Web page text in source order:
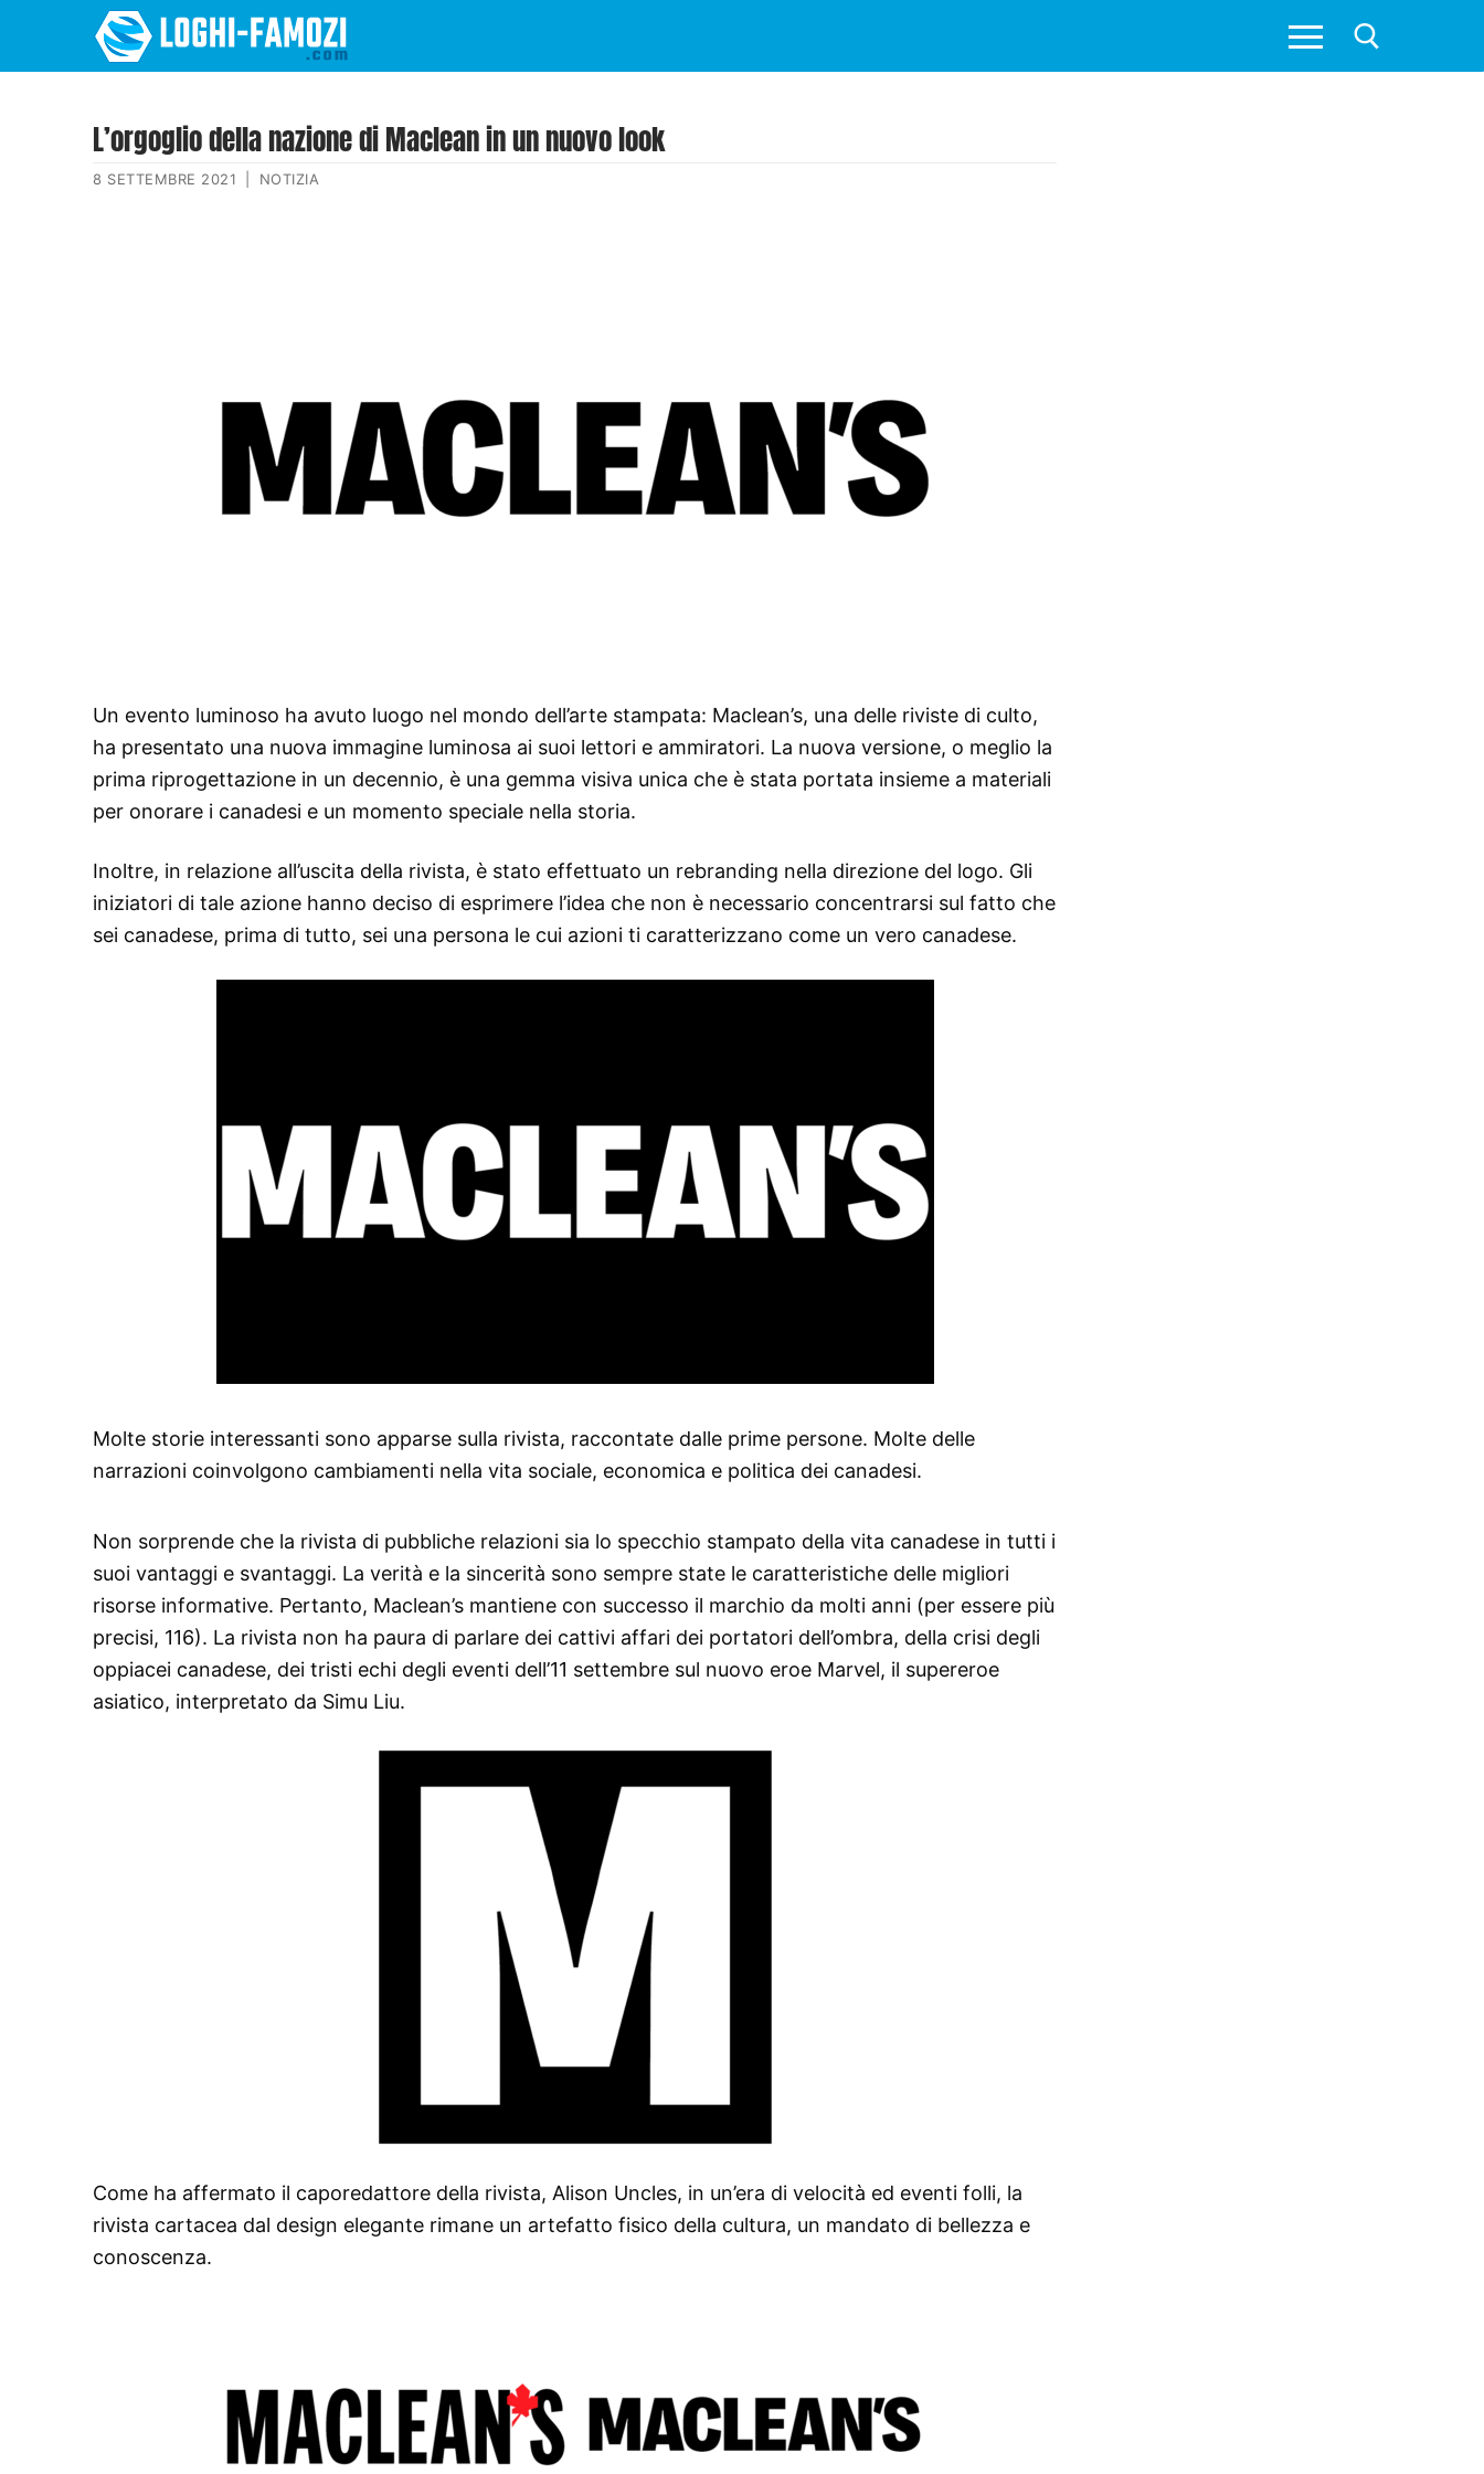
L’orgoglio della nazione di Maclean in un nuovo look
8 SETTEMBRE 2021 NOTIZIA
Un evento luminoso ha avuto luogo nel mondo dell’arte stampata: Maclean’s, una delle riviste di culto,
ha presentato una nuova immagine luminosa ai suoi lettori e ammiratori. La nuova versione, o meglio la
prima riprogettazione in un decennio, è una gemma visiva unica che è stata portata insieme a materiali
per onorare i canadesi e un momento speciale nella storia.
Inoltre, in relazione all’uscita della rivista, è stato effettuato un rebranding nella direzione del logo. Gli
iniziatori di tale azione hanno deciso di esprimere l’idea che non è necessario concentrarsi sul fatto che
sei canadese, prima di tutto, sei una persona le cui azioni ti caratterizzano come un vero canadese.
Molte storie interessanti sono apparse sulla rivista, raccontate dalle prime persone. Molte delle
narrazioni coinvolgono cambiamenti nella vita sociale, economica e politica dei canadesi.
Non sorprende che la rivista di pubbliche relazioni sia lo specchio stampato della vita canadese in tutti i
suoi vantaggi e svantaggi. La verità e la sincerità sono sempre state le caratteristiche delle migliori
risorse informative. Pertanto, Maclean’s mantiene con successo il marchio da molti anni (per essere più
precisi, 116). La rivista non ha paura di parlare dei cattivi affari dei portatori dell’ombra, della crisi degli
oppiacei canadese, dei tristi echi degli eventi dell’11 settembre sul nuovo eroe Marvel, il supereroe
asiatico, interpretato da Simu Liu.
Come ha affermato il caporedattore della rivista, Alison Uncles, in un’era di velocità ed eventi folli, la
rivista cartacea dal design elegante rimane un artefatto fisico della cultura, un mandato di bellezza e
conoscenza.